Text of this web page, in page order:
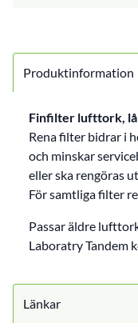
Produktinformation
Finfilter lufttork,
Rena filter bidrar i
och minskar
eller ska rengöras
För samtliga filter
Passar äldre
Laboratry Tandem
Länkar